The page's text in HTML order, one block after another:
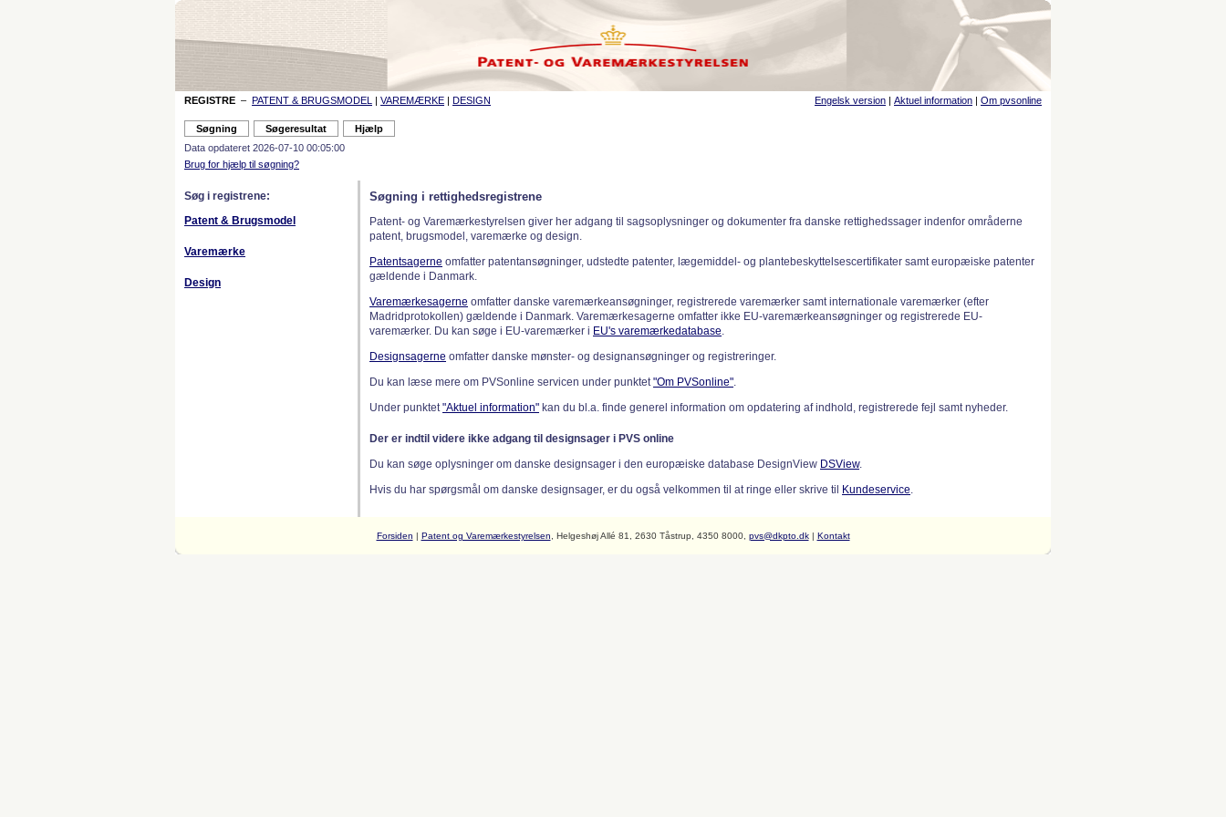
REGISTRE – PATENT & BRUGSMODEL | VAREMÆRKE | DESIGN Engelsk version | Aktuel information | Om pvsonline
Data opdateret 2026-07-10 00:05:00
Brug for hjælp til søgning?
Søg i registrene:
Patent & Brugsmodel
Varemærke
Design
Søgning i rettighedsregistrene
Patent- og Varemærkestyrelsen giver her adgang til sagsoplysninger og dokumenter fra danske rettighedssager indenfor områderne
patent, brugsmodel, varemærke og design.
Patentsagerne omfatter patentansøgninger, udstedte patenter, lægemiddel- og plantebeskyttelsescertifikater samt europæiske patenter
gældende i Danmark.
Varemærkesagerne omfatter danske varemærkeansøgninger, registrerede varemærker samt internationale varemærker (efter
Madridprotokollen) gældende i Danmark. Varemærkesagerne omfatter ikke EU-varemærkeansøgninger og registrerede EU-
varemærker. Du kan søge i EU-varemærker i EU's varemærkedatabase.
Designsagerne omfatter danske mønster- og designansøgninger og registreringer.
Du kan læse mere om PVSonline servicen under punktet"Om PVSonline".
Under punktet"Aktuel information" kan du bl.a. finde generel information om opdatering af indhold, registrerede fejl samt nyheder.
Der er indtil videre ikke adgang til designsager i PVS online
Du kan søge oplysninger om danske designsager i den europæiske database DesignView DSView.
Hvis du har spørgsmål om danske designsager, er du også velkommen til at ringe eller skrive til
Kundeservice.
Forsiden | Patent og Varemærkestyrelsen , Helgeshøj Allé 81, 2630 Tåstrup, 4350 8000, pvs@dkpto.dk| Kontakt